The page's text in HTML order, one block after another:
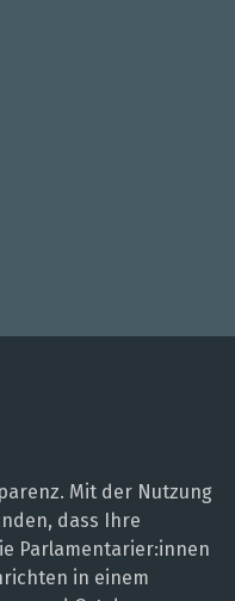
Mit der Nutzung
dass Ihre
Parlamentarier:innen
in einem